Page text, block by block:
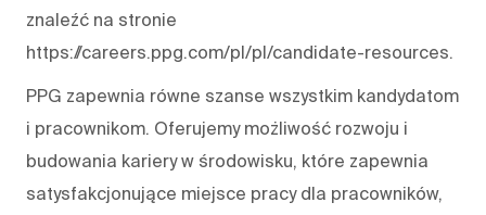
znaleźć na stronie
https://careers.ppg.com/pl/pl/candidate-resources.
PPG zapewnia równe szanse wszystkim kandydatom
i pracownikom. Oferujemy możliwość rozwoju i
budowania kariery w środowisku, które zapewnia
satysfakcjonujące miejsce pracy dla pracowników,